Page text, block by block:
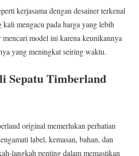
kerjasama dengan desainer terkenal
kali mengacu pada harga yang lebih
model ini karena keunikannya
yang meningkat seiring waktu.
Sepatu Timberland
original memerlukan perhatian
label, kemasan, bahan, dan
langkah penting dalam memastikan